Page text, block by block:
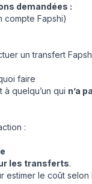
demandées :
compte Fapshi)
un transfert
faire
quelqu’un qui n’a
:
les transferts.
estimer le coût